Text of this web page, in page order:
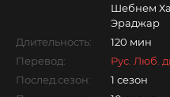
Шебнем
Эраджар
Длительность:
120 мин
Перевод:
Рус. Люб.
Послед.сезон:
1 сезон